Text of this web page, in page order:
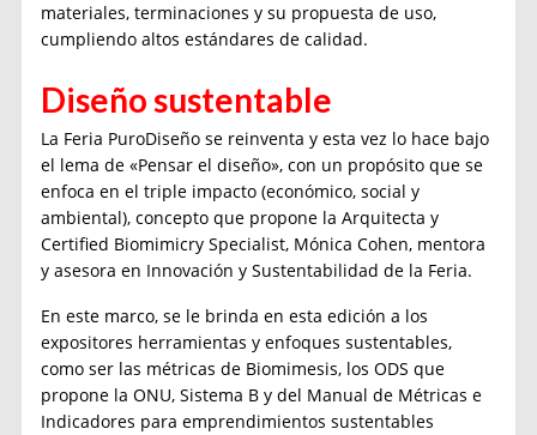
materiales, terminaciones y su propuesta de uso,
cumpliendo altos estándares de calidad.
Diseño sustentable
La Feria PuroDiseño se reinventa y esta vez lo hace bajo
el lema de «Pensar el diseño», con un propósito que se
enfoca en el triple impacto (económico, social y
ambiental), concepto que propone la Arquitecta y
Certified Biomimicry Specialist, Mónica Cohen, mentora
y asesora en Innovación y Sustentabilidad de la Feria.
En este marco, se le brinda en esta edición a los
expositores herramientas y enfoques sustentables,
como ser las métricas de Biomimesis, los ODS que
propone la ONU, Sistema B y del Manual de Métricas e
Indicadores para emprendimientos sustentables